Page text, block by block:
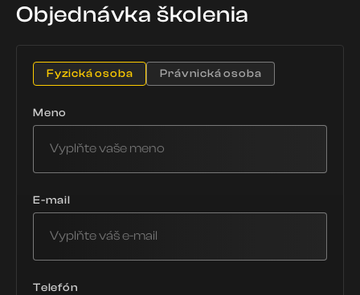
Objednávka školenia
Fyzická osoba Právnická osoba
Meno
E-mail
Telefón